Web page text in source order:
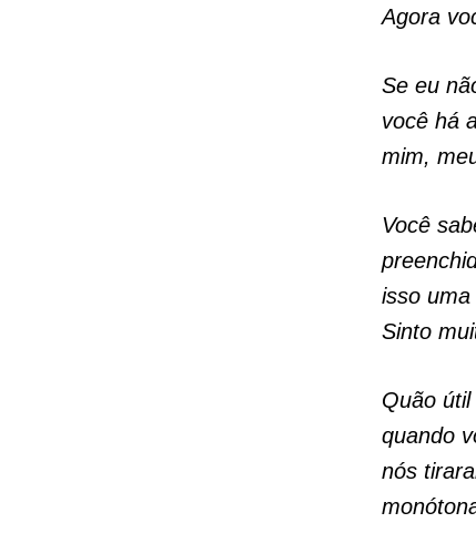
Agora
Se eu
você há
mim,
Você
isso
Sinto
Quão
quando
nós